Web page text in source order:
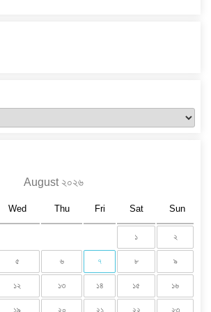
August ২০২৬
Wed Thu Fri Sat Sun
১ ২
৫ ৬ ৭ ৮ ৯
১২ ১৩ ১৪ ১৫ ১৬
১৯ ২০ ২১ ২২ ২৩